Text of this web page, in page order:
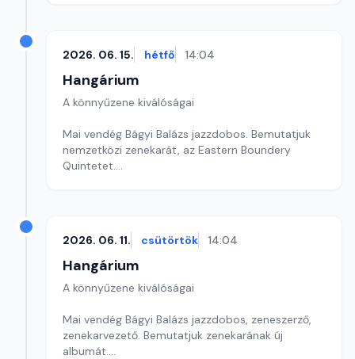
2026. 06. 15. hétfő 14:04
Hangárium
A könnyűzene kiválóságai
Mai vendég Bágyi Balázs jazzdobos. Bemutatjuk
nemzetközi zenekarát, az Eastern Boundery
Quintetet.
2026. 06. 11. csütörtök 14:04
Hangárium
A könnyűzene kiválóságai
Mai vendég Bágyi Balázs jazzdobos, zeneszerző,
zenekarvezető. Bemutatjuk zenekarának új
albumát.